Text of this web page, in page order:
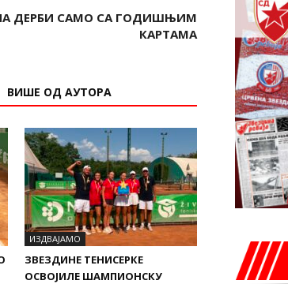
ДЕРБИ САМО СА ГОДИШЊИМ
КАРТАМА
ВИШЕ ОД АУТОРА
ИЗДВАЈАМО
ЗВЕЗДИНЕ ТЕНИСЕРКЕ
ОСВОЈИЛЕ ШАМПИОНСКУ